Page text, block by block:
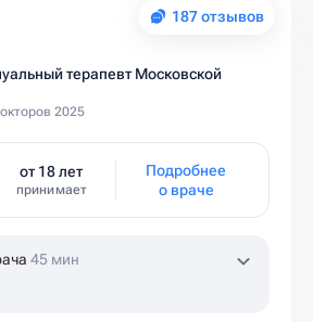
187 отзывов
терапевт Московской
2025
от 18 лет
принимает
Подробнее
о враче
45 мин